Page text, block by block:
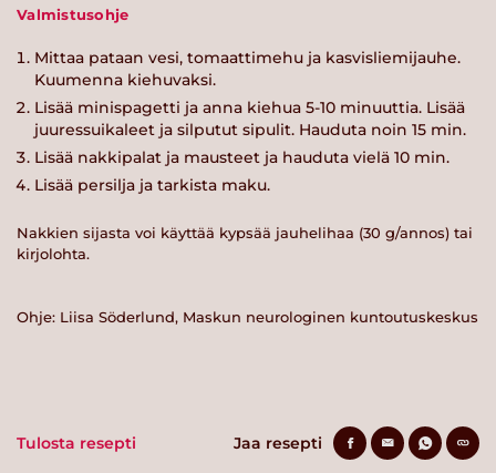
Valmistusohje
Mittaa pataan vesi, tomaattimehu ja kasvisliemijauhe.
Kuumenna kiehuvaksi.
Lisää minispagetti ja anna kiehua 5-10 minuuttia. Lisää
juuressuikaleet ja silputut sipulit. Hauduta noin 15 min.
Lisää nakkipalat ja mausteet ja hauduta vielä 10 min.
Lisää persilja ja tarkista maku.
Nakkien sijasta voi käyttää kypsää jauhelihaa (30 g/annos) tai
kirjolohta.
Ohje: Liisa Söderlund, Maskun neurologinen kuntoutuskeskus
Tulosta resepti Jaa resepti